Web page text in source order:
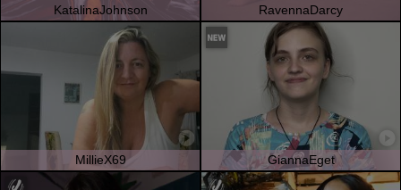
KatalinaJohnson RavennaDarcy
MillieX69 GiannaEget